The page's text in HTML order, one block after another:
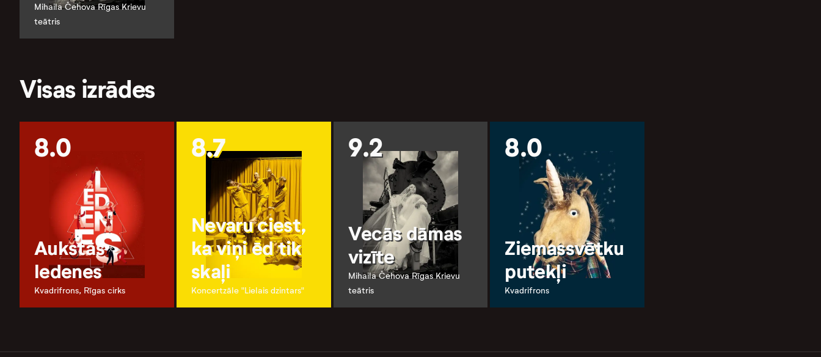
Mihaila Čehova Rīgas Krievu
teātris
Visas izrādes
8.0
Aukstās
ledenes
Kvadrifrons, Rīgas cirks
8.7
Nevaru ciest,
ka viņi ēd tik
skaļi
Koncertzāle "Lielais dzintars"
9.2
Vecās dāmas
vizīte
Mihaila Čehova Rīgas Krievu
teātris
8.0
Ziemassvētku
putekļi
Kvadrifrons